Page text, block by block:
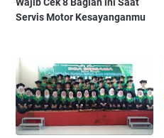
Servis Motor Kesayanganmu